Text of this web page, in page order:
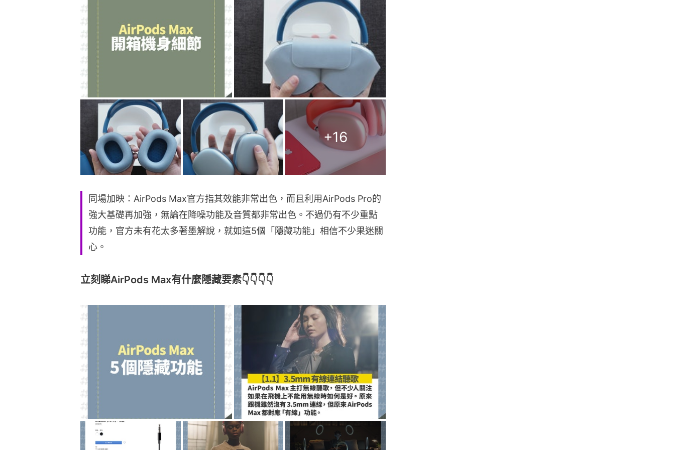
+16
同場加映：AirPods Max官方指其效能非常出色，而且利用AirPods Pro的
強大基礎再加強，無論在降噪功能及音質都非常出色。不過仍有不少重點
功能，官方未有花太多著墨解說，就如這5個「隱藏功能」相信不少果迷關
心。
立刻睇AirPods Max有什麼隱藏要素👇👇👇👇